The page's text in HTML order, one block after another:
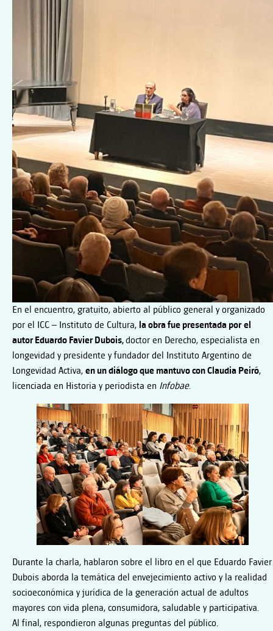
En el encuentro, gratuito, abierto al público general y organizado
por el ICC – Instituto de Cultura, la obra fue presentada por el
autor Eduardo Favier Dubois,doctor en Derecho, especialista en
longevidad y presidente y fundador del Instituto Argentino de
Longevidad Activa, en un diálogo que mantuvo con Claudia Peiró,
licenciada en Historia y periodista en Infobae.
Durante la charla, hablaron sobre el libro en el que Eduardo Favier
Dubois aborda la temática del envejecimiento activo y la realidad
socioeconómica y jurídica de la generación actual de adultos
mayores con vida plena, consumidora, saludable y participativa.
Al final, respondieron algunas preguntas del público.